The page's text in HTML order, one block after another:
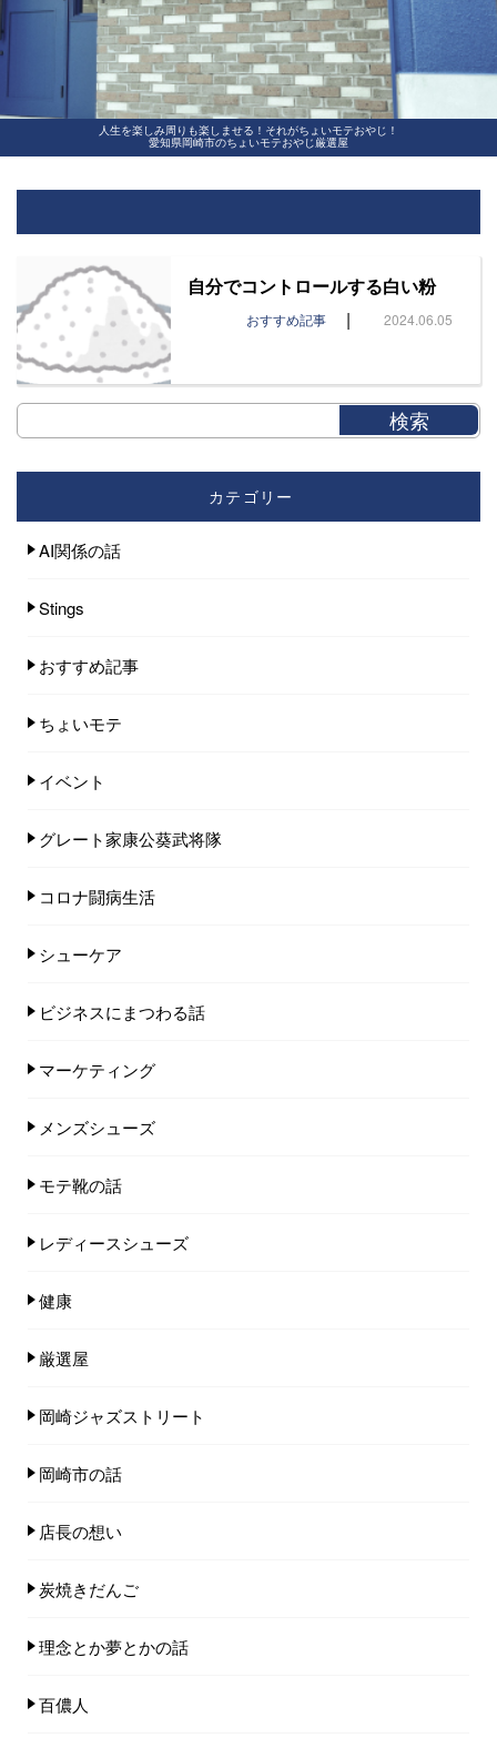
人生を楽しみ周りも楽しませる！それがちょいモテおやじ！
愛知県岡崎市のちょいモテおやじ厳選屋
自分でコントロールする白い粉
おすすめ記事 | 2024.06.05
カテゴリー
AI関係の話
Stings
おすすめ記事
ちょいモテ
イベント
グレート家康公葵武将隊
コロナ闘病生活
シューケア
ビジネスにまつわる話
マーケティング
メンズシューズ
モテ靴の話
レディースシューズ
健康
厳選屋
岡崎ジャズストリート
岡崎市の話
店長の想い
炭焼きだんご
理念とか夢とかの話
百儂人